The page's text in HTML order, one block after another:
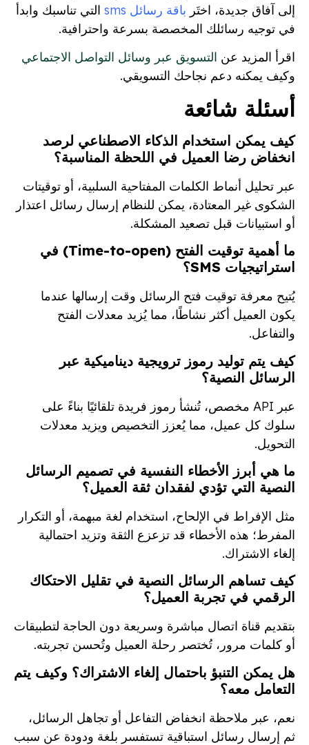
إلى آفاق جديدة، اختَر باقة رسائل sms
التي تناسبك وابدأ
في توجيه رسائلك المخصصة بسرعة واحترافية.
اقرأ المزيد عن التسويق عبر وسائل التواصل الاجتماعي
وكيف يمكنه دعم نجاحك التسويقي.
أسئلة شائعة
كيف يمكن استخدام الذكاء الاصطناعي لرصد
انخفاض رضا العميل في اللحظة المناسبة؟
عبر تحليل أنماط الكلمات المفتاحية السلبية، أو توقيتات
الشكوى غير المعتادة، يمكن للنظام إرسال رسائل اعتذار
أو استبيانات قبل تصعيد المشكلة.
ما أهمية توقيت الفتح (Time-to-open) في
استراتيجيات SMS؟
يُتيح معرفة توقيت فتح الرسائل وقت إرسالها عندما
يكون العميل أكثر نشاطًا، مما يُزيد معدلات الفتح
والتفاعل.
كيف يتم توليد رموز ترويجية ديناميكية عبر
الرسائل النصية؟
عبر API مخصص، تُنشأ رموز فريدة تلقائيًا بناءً على
سلوك كل عميل، مما يُعزز التخصيص ويزيد معدلات
التحويل.
ما هي أبرز الأخطاء النفسية في تصميم الرسائل
النصية التي تؤدي لفقدان ثقة العميل؟
مثل الإفراط في الإلحاح، استخدام لغة مبهمة، أو التكرار
المفرط؛ هذه الأخطاء قد تزعزع الثقة وتزيد احتمالية
إلغاء الاشتراك.
كيف تساهم الرسائل النصية في تقليل الاحتكاك
الرقمي في تجربة العميل؟
بتقديم قناة اتصال مباشرة وسريعة دون الحاجة لتطبيقات
أو كلمات مرور، تُختصر رحلة العميل وتُحسن تجربته.
هل يمكن التنبؤ باحتمال إلغاء الاشتراك؟ وكيف يتم
التعامل معه؟
نعم، عبر ملاحظة انخفاض التفاعل أو تجاهل الرسائل،
ثم إرسال رسائل استباقية تستفسر بلغة ودودة عن سبب